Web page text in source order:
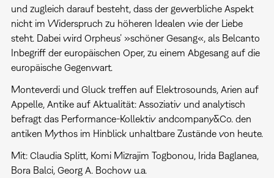
und zugleich darauf besteht, dass der gewerbliche Aspekt
nicht im Widerspruch zu höheren Idealen wie der Liebe
steht. Dabei wird Orpheus’ »schöner Gesang«, als Belcanto
Inbegriff der europäischen Oper, zu einem Abgesang auf die
europäische Gegenwart.
Monteverdi und Gluck treffen auf Elektrosounds, Arien auf
Appelle, Antike auf Aktualität: Assoziativ und analytisch
befragt das Performance-Kollektiv andcompany&Co. den
antiken Mythos im Hinblick unhaltbare Zustände von heute.
Mit: Claudia Splitt, Komi Mizrajim Togbonou, Irida Baglanea,
Bora Balci, Georg A. Bochow u.a.